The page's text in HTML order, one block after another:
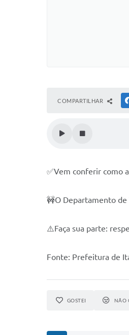
COMPARTILHAR
✅Vem conferir como
🚧O Departamento de
⚠️Faça sua parte:
Fonte: Prefeitura de
GOSTEI NÃO